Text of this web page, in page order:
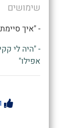
שימושים
- "איך
- "היה לי
אפילו"